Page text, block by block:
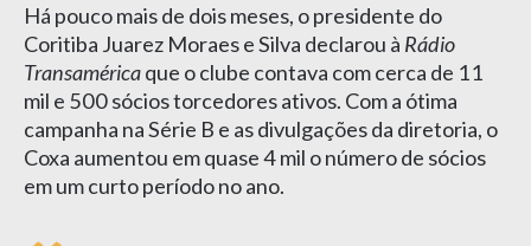
Há pouco mais de dois meses, o presidente do
Coritiba Juarez Moraes e Silva declarou à Rádio
Transaméricaque o clube contava com cerca de 11
mil e 500 sócios torcedores ativos. Com a ótima
campanha na Série B e as divulgações da diretoria, o
Coxa aumentou em quase 4 mil o número de sócios
em um curto período no ano.